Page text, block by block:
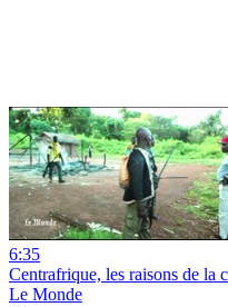
6:35
Centrafrique, les raisons de la
Le Monde